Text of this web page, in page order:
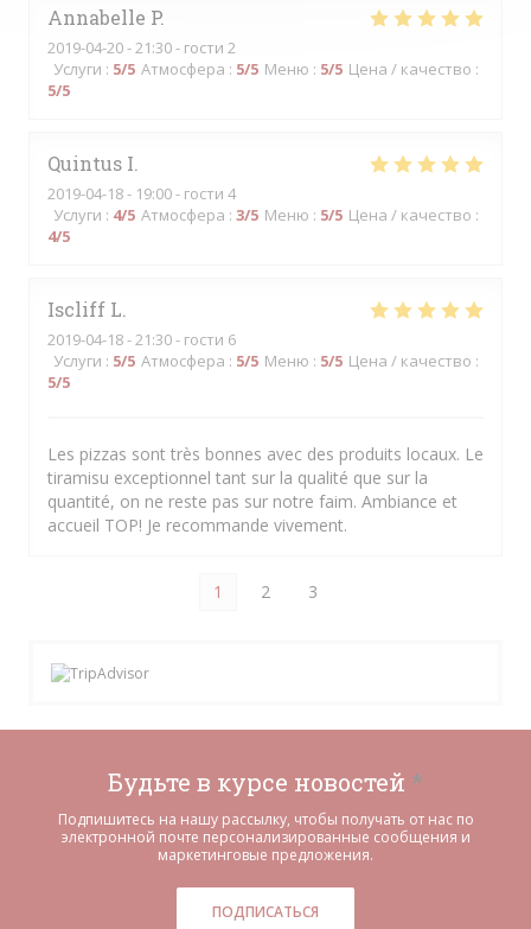
Annabelle P
2019-04-20- 21:30 - гости 2
Услуги : 5/5 Атмосфера : 5/5 Меню : 5/5 Цена / качество :
5/5
Quintus I
2019-04-18- 19:00 - гости 4
Услуги : 4/5 Атмосфера : 3/5 Меню : 5/5 Цена / качество :
4/5
Iscliff L
2019-04-18- 21:30 - гости 6
Услуги : 5/5 Атмосфера : 5/5 Меню : 5/5 Цена / качество :
5/5
Les pizzas sont très bonnes avec des produits locaux. Le
tiramisu exceptionnel tant sur la qualité que sur la
quantité, on ne reste pas sur notre faim. Ambiance et
accueil TOP! Je recommande vivement.
1 2 3
Будьте в курсе новостей *
Подпишитесь на нашу рассылку, чтобы получать от нас по
электронной почте персонализированные сообщения и
маркетинговые предложения.
ПОДПИСАТЬСЯ